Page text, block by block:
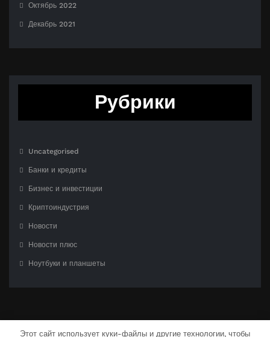
Октябрь 2022
Декабрь 2021
Рубрики
Uncategorised
Банки и кредиты
Бизнес и инвестиции
Криптоиндустрия
Новости
Новости плюс
Ноутбуки и планшеты
Этот сайт использует куки-файлы и другие технологии, чтобы